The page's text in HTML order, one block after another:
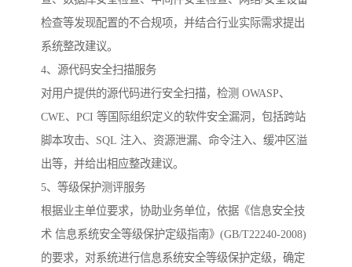
检查等发现配置的不合规项，并结合行业实际需求提出
系统整改建议。
4、源代码安全扫描服务
对用户提供的源代码进行安全扫描，检测 OWASP、
CWE、PCI 等国际组织定义的软件安全漏洞，包括跨站
脚本攻击、SQL 注入、资源泄漏、命令注入、缓冲区溢
出等，并给出相应整改建议。
5、等级保护测评服务
根据业主单位要求，协助业务单位，依据《信息安全技
术 信息系统安全等级保护定级指南》(GB/T22240-2008)
的要求，对系统进行信息系统安全等级保护定级，确定